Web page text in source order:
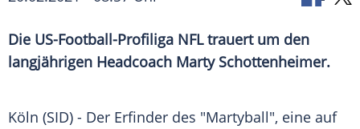
Die US-Football-Profiliga NFLtrauert um den
langjährigen Headcoach Marty Schottenheimer.
Köln (SID) - Der Erfinder des "Martyball", eine auf